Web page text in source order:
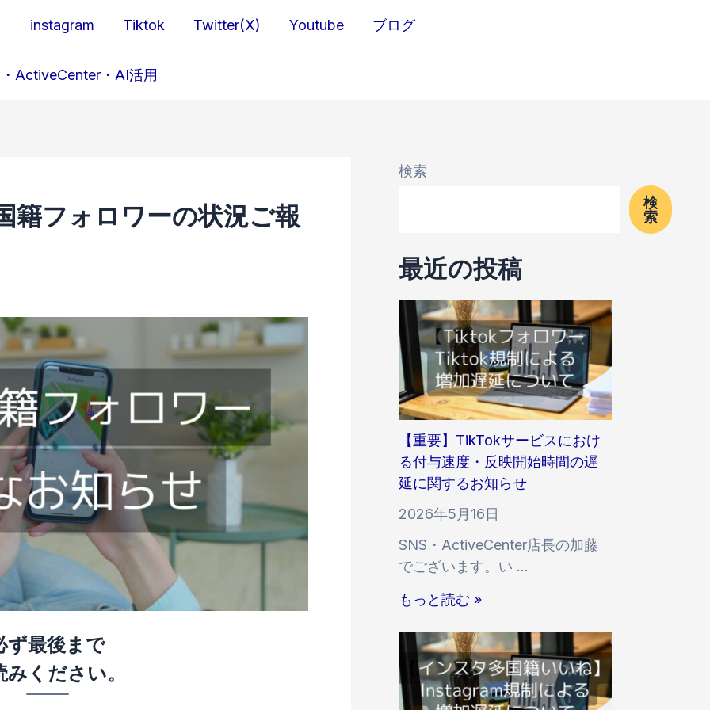
instagram Tiktok Twitter(X) Youtube ブログ
ActiveCenter・AI活用
籍フォロワーの状況ご報
ず最後まで
みください。
検索
検
索
最近の投稿
【重要】TikTokサービスにおけ
る付与速度・反映開始時間の遅
延に関するお知らせ
2026年5月16日
SNS・ActiveCenter店長の加藤
でございます。い …
【
要
】
T
もっと読む »